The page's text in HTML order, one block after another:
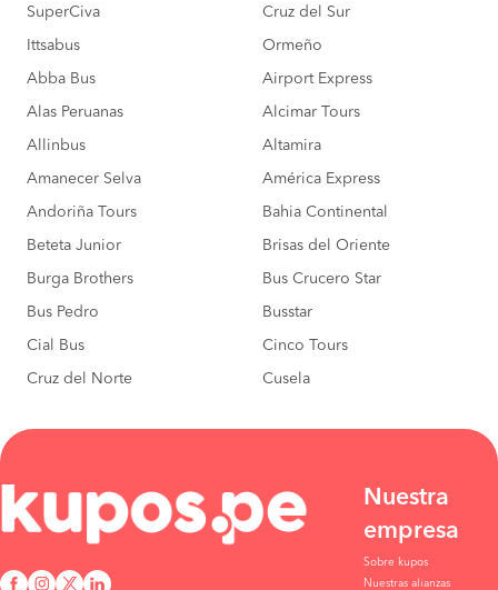
SuperCiva Cruz del Sur
Ittsabus Ormeño
Abba Bus Airport Express
Alas Peruanas Alcimar Tours
Allinbus Altamira
Amanecer Selva América Express
Andoriña Tours Bahia Continental
Beteta Junior Brisas del Oriente
Burga Brothers Bus Crucero Star
Bus Pedro Busstar
Cial Bus Cinco Tours
Cruz del Norte Cusela
Nuestra
empresa
Sobre kupos
Nuestras alianzas